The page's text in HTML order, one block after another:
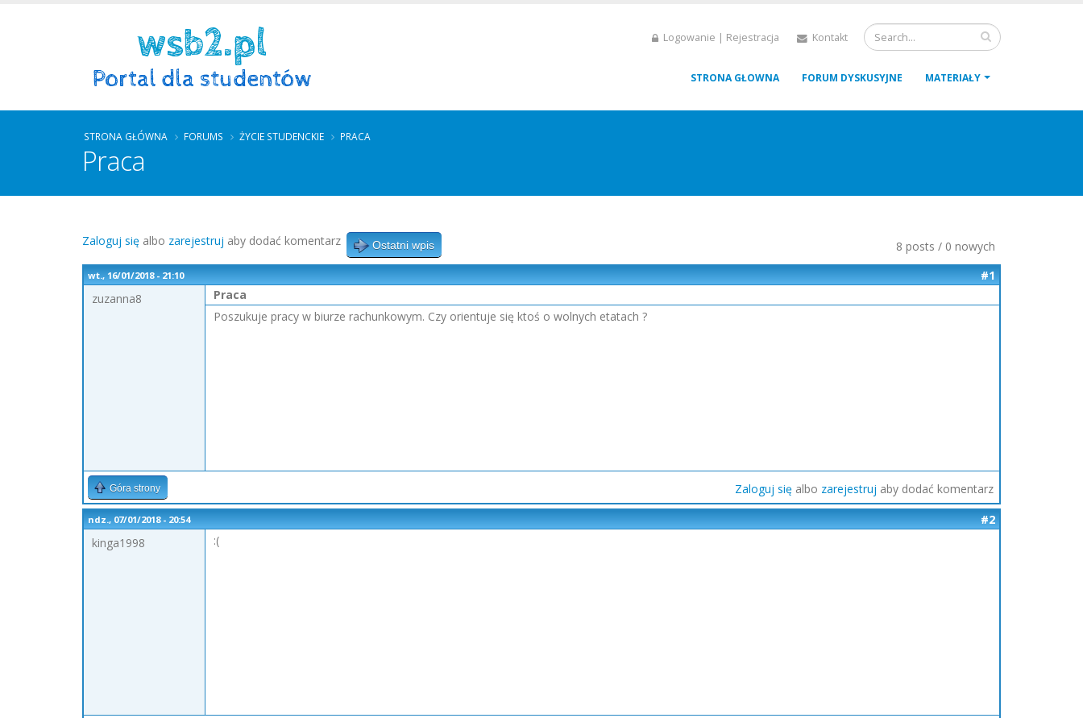
Logowanie | Rejestracja Kontakt
STRONA GŁOWNA FORUM DYSKUSYJNE MATERIAŁY
STRONA GŁÓWNA FORUMS ŻYCIE STUDENCKIE PRACA
Praca
8 posts / 0 nowych
Zaloguj się albo zarejestruj aby dodać komentarz Ostatni wpis
wt., 16/01/2018 - 21:10
#1
zuzanna8
Praca
Poszukuje pracy w biurze rachunkowym. Czy orientuje się ktoś o wolnych etatach ?
Góra strony Zaloguj się albo zarejestruj aby dodać komentarz
ndz., 07/01/2018 - 20:54
#2
kinga1998
:(